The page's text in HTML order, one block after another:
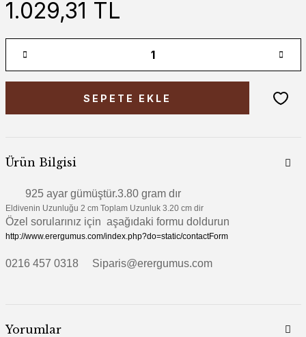
1.029,31 TL
SEPETE EKLE
Ürün Bilgisi
925 ayar gümüştür.3.80 gram dır
Eldivenin Uzunluğu 2 cm Toplam Uzunluk 3.20 cm dir
Özel sorularınız için aşağıdaki formu doldurun
http://www.erergumus.com/index.php?do=static/contactForm
0216 457 0318 Siparis@erergumus.com
Yorumlar